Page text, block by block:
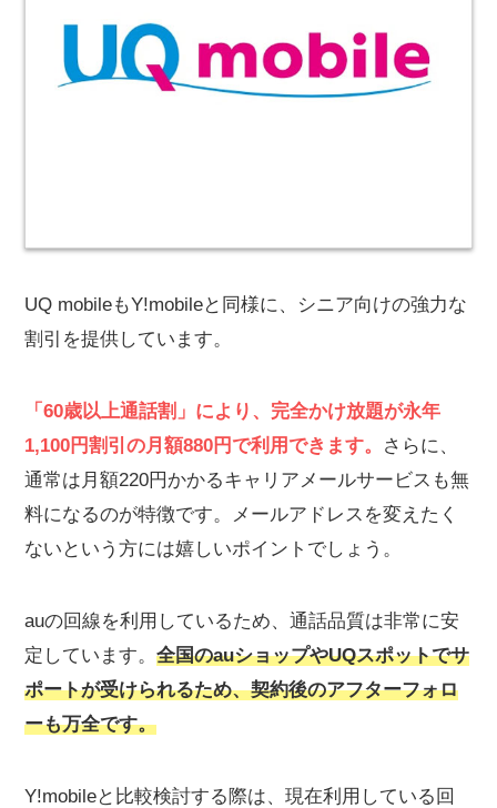
UQ mobileもY!mobileと同様に、シニア向けの強力な
割引を提供しています。
「60歳以上通話割」により、完全かけ放題が永年
1,100円割引の月額880円で利用できます。
さらに、
通常は月額220円かかるキャリアメールサービスも無
料になるのが特徴です。メールアドレスを変えたく
ないという方には嬉しいポイントでしょう。
auの回線を利用しているため、通話品質は非常に安
定しています。 全国のauショップやUQスポットでサ
ポートが受けられるため、契約後のアフターフォロ
ーも万全です。
Y!mobileと比較検討する際は、現在利用している回